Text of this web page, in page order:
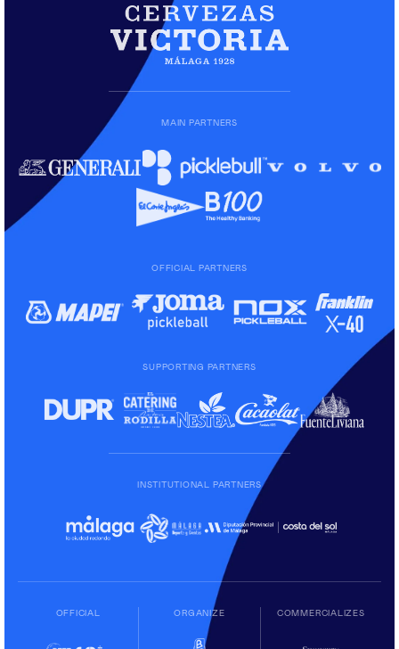
MAIN PARTNERS
OFFICIAL PARTNERS
SUPPORTING PARTNERS
INSTITUTIONAL PARTNERS
OFFICIAL ORGANIZE COMMERCIALIZES